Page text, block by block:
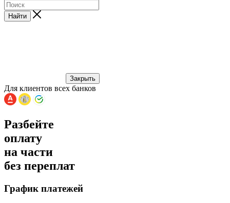
Найти
Закрыть
Для клиентов всех банков
Разбейте
оплату
на части
без переплат
График платежей